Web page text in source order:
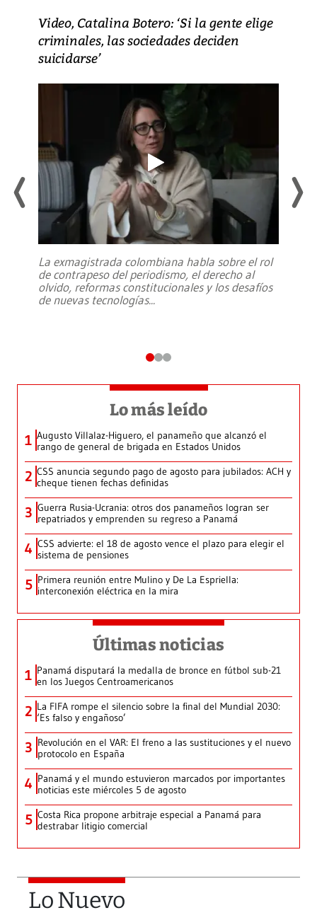
Video, Catalina Botero: ‘Si la gente elige
criminales, las sociedades deciden
suicidarse’
La exmagistrada colombiana habla sobre el rol
de contrapeso del periodismo, el derecho al
olvido, reformas constitucionales y los desafíos
de nuevas tecnologías...
Lo más leído
1 Augusto Villalaz-Higuero, el panameño que alcanzó el
rango de general de brigada en Estados Unidos
2 CSS anuncia segundo pago de agosto para jubilados: ACH y
cheque tienen fechas definidas
3 Guerra Rusia-Ucrania: otros dos panameños logran ser
repatriados y emprenden su regreso a Panamá
4 CSS advierte: el 18 de agosto vence el plazo para elegir el
sistema de pensiones
5 Primera reunión entre Mulino y De La Espriella:
interconexión eléctrica en la mira
Últimas noticias
1 Panamá disputará la medalla de bronce en fútbol sub-21
en los Juegos Centroamericanos
2 La FIFA rompe el silencio sobre la final del Mundial 2030:
‘Es falso y engañoso’
3 Revolución en el VAR: El freno a las sustituciones y el nuevo
protocolo en España
4 Panamá y el mundo estuvieron marcados por importantes
noticias este miércoles 5 de agosto
5 Costa Rica propone arbitraje especial a Panamá para
destrabar litigio comercial
Lo Nuevo